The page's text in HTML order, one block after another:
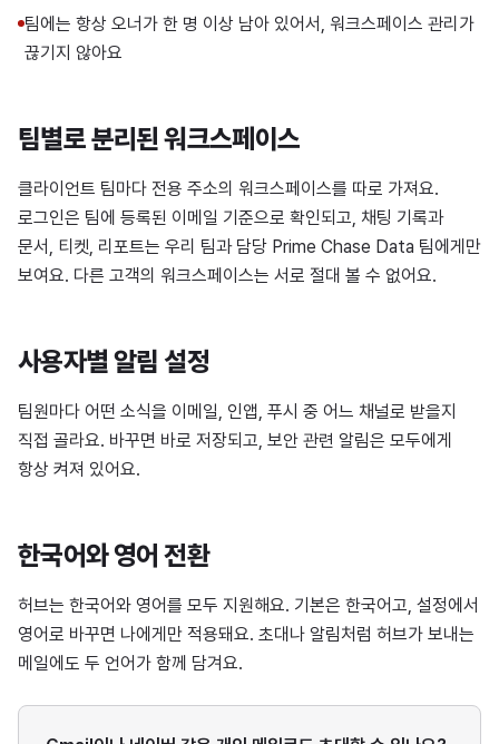
팀에는 항상 오너가 한 명 이상 남아 있어서, 워크스페이스 관리가
끊기지 않아요
팀별로 분리된 워크스페이스
클라이언트 팀마다 전용 주소의 워크스페이스를 따로 가져요.
로그인은 팀에 등록된 이메일 기준으로 확인되고, 채팅 기록과
문서, 티켓, 리포트는 우리 팀과 담당 Prime Chase Data 팀에게만
보여요. 다른 고객의 워크스페이스는 서로 절대 볼 수 없어요.
사용자별 알림 설정
팀원마다 어떤 소식을 이메일, 인앱, 푸시 중 어느 채널로 받을지
직접 골라요. 바꾸면 바로 저장되고, 보안 관련 알림은 모두에게
항상 켜져 있어요.
한국어와 영어 전환
허브는 한국어와 영어를 모두 지원해요. 기본은 한국어고, 설정에서
영어로 바꾸면 나에게만 적용돼요. 초대나 알림처럼 허브가 보내는
메일에도 두 언어가 함께 담겨요.